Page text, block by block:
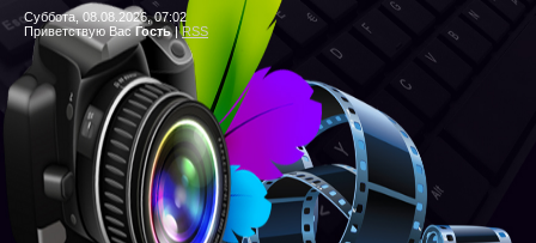
Суббота, 08.08.2026, 07:02
Приветствую Вас Гость|RSS